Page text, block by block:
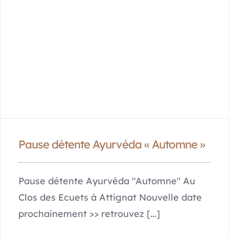
Pause détente Ayurvéda « Automne »
Pause détente Ayurvéda "Automne" Au
Clos des Ecuets à Attignat Nouvelle date
prochainement >> retrouvez [...]